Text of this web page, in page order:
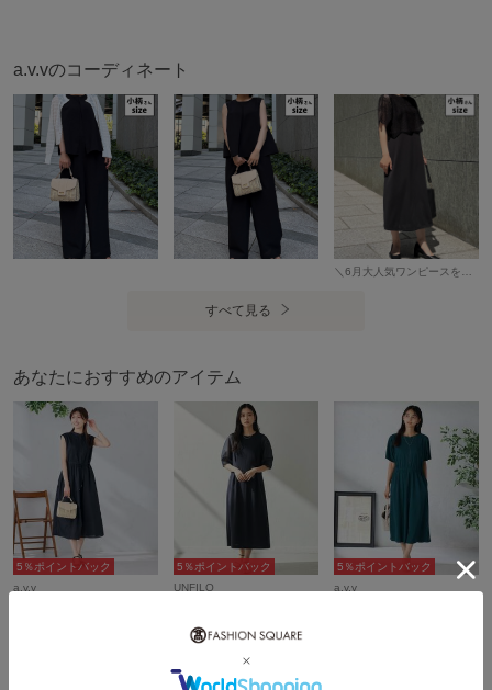
■商品のお気に入り登録（ハートマークをクリック）
再入荷通知や値下げ等、お得なご案内を受けることができま
す。
--------------------
※商品画像は、光の当たり具合やパソコンなどの閲覧環境に
実際の色味と異なって見える場合がございます。
アイテム情報
配送料
全国一律715円（税込）
（税込5,000円以上ご購入で送料無料）
商品コード
性別タイプ レディース
カテゴリ ワンピース ロング・マキシ丈ワンピース
表地 ポリエステル 100% スカート裏地 ポリエス
テル 100%
詳細は下記よりお問い合わせください
a.v.vのコーディネート
すべて見る
あなたにおすすめのアイテム
5％ポイントバック
a.v.v
5％ポイントバック
UNFILO
5％ポイントバック
a.v.v